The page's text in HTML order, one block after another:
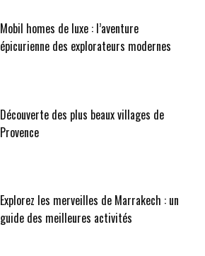
Mobil homes de luxe : l’aventure
épicurienne des explorateurs modernes
Découverte des plus beaux villages de
Provence
Explorez les merveilles de Marrakech : un
guide des meilleures activités